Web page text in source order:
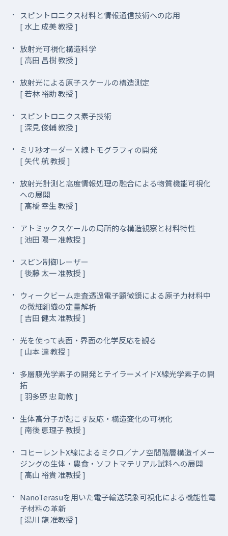
スピントロニクス材料と情報通信技術への応用
[ 水上 成美 教授 ]
放射光可視化構造科学
[ 高田 昌樹 教授 ]
放射光による原子スケールの構造測定
[ 若林 裕助 教授 ]
スピントロニクス素子技術
[ 深見 俊輔 教授 ]
ミリ秒オーダーＸ線トモグラフィの開発
[ 矢代 航 教授 ]
放射光計測と高度情報処理の融合による物質機能可視化
への展開
[ 髙橋 幸生 教授 ]
アトミックスケールの局所的な構造観察と材料特性
[ 池田 陽一 准教授 ]
スピン制御レーザー
[ 後藤 太一 准教授 ]
ウィークビーム走査透過電子顕微鏡による原子力材料中
の微細組織の定量解析
[ 吉田 健太 准教授 ]
光を使って表面・界面の化学反応を観る
[ 山本 達 教授 ]
多層膜光学素子の開発とテイラーメイドX線光学素子の開
拓
[ 羽多野 忠 助教 ]
生体高分子が起こす反応・構造変化の可視化
[ 南後 恵理子 教授 ]
コヒーレントX線によるミクロ／ナノ空間階層構造イメー
ジングの生体・農食・ソフトマテリアル試料への展開
[ 高山 裕貴 准教授 ]
NanoTerasuを用いた電子輸送現象可視化による機能性電
子材料の革新
[ 湯川 龍 准教授 ]